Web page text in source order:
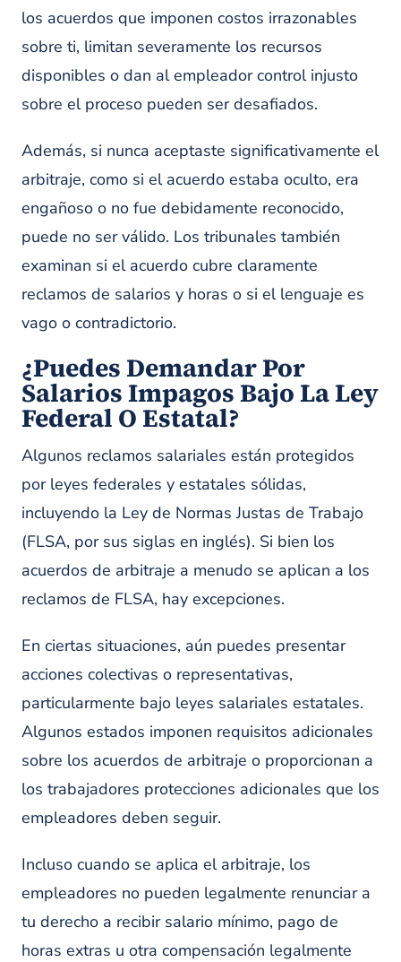
los acuerdos que imponen costos irrazonables
sobre ti, limitan severamente los recursos
disponibles o dan al empleador control injusto
sobre el proceso pueden ser desafiados.
Además, si nunca aceptaste significativamente el
arbitraje, como si el acuerdo estaba oculto, era
engañoso o no fue debidamente reconocido,
puede no ser válido. Los tribunales también
examinan si el acuerdo cubre claramente
reclamos de salarios y horas o si el lenguaje es
vago o contradictorio.
¿Puedes Demandar Por
Salarios Impagos Bajo La Ley
Federal O Estatal?
Algunos reclamos salariales están protegidos
por leyes federales y estatales sólidas,
incluyendo la Ley de Normas Justas de Trabajo
(FLSA, por sus siglas en inglés). Si bien los
acuerdos de arbitraje a menudo se aplican a los
reclamos de FLSA, hay excepciones.
En ciertas situaciones, aún puedes presentar
acciones colectivas o representativas,
particularmente bajo leyes salariales estatales.
Algunos estados imponen requisitos adicionales
sobre los acuerdos de arbitraje o proporcionan a
los trabajadores protecciones adicionales que los
empleadores deben seguir.
Incluso cuando se aplica el arbitraje, los
empleadores no pueden legalmente renunciar a
tu derecho a recibir salario mínimo, pago de
horas extras u otra compensación legalmente